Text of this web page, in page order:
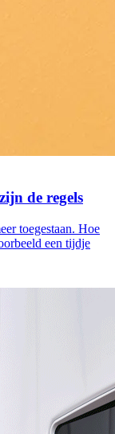
de regels
toegestaan. Hoe
een tijdje